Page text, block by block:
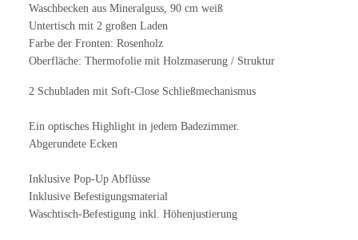
Waschbecken aus Mineralguss, 90 cm weiß
Untertisch mit 2 großen Laden
Farbe der Fronten: Rosenholz
Oberfläche: Thermofolie mit Holzmaserung / Struktur
2 Schubladen mit Soft-Close Schließmechanismus
Ein optisches Highlight in jedem Badezimmer.
Abgerundete Ecken
Inklusive Pop-Up Abflüsse
Inklusive Befestigungsmaterial
Waschtisch-Befestigung inkl. Höhenjustierung